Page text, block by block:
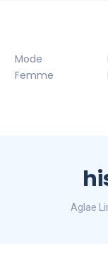
Mode
Femme
Aglae